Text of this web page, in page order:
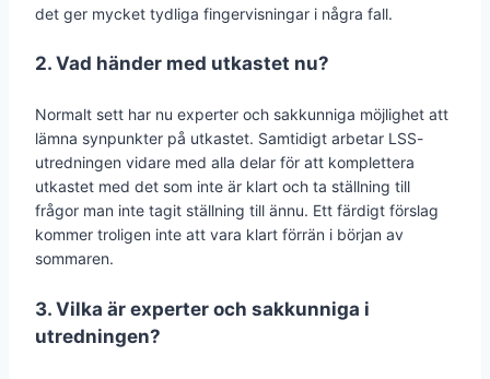
det ger mycket tydliga fingervisningar i några fall.
2. Vad händer med utkastet nu?
Normalt sett har nu experter och sakkunniga möjlighet att
lämna synpunkter på utkastet. Samtidigt arbetar LSS-
utredningen vidare med alla delar för att komplettera
utkastet med det som inte är klart och ta ställning till
frågor man inte tagit ställning till ännu. Ett färdigt förslag
kommer troligen inte att vara klart förrän i början av
sommaren.
3. Vilka är experter och sakkunniga i
utredningen?